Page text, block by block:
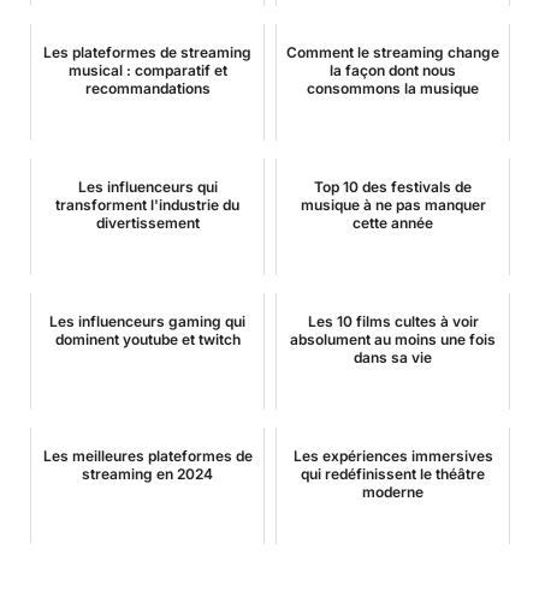
Les plateformes de streaming
musical : comparatif et
recommandations
Comment le streaming change
la façon dont nous
consommons la musique
Les influenceurs qui
transforment l'industrie du
divertissement
Top 10 des festivals de
musique à ne pas manquer
cette année
Les influenceurs gaming qui
dominent youtube et twitch
Les 10 films cultes à voir
absolument au moins une fois
dans sa vie
Les meilleures plateformes de
streaming en 2024
Les expériences immersives
qui redéfinissent le théâtre
moderne